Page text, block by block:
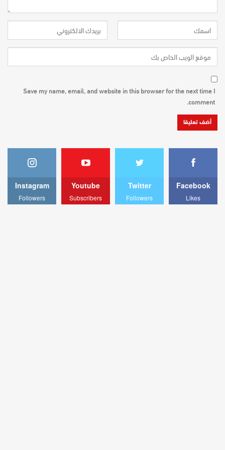
Save my name, email, and website in this browser for the next time I
comment.
Facebook
Likes
Twitter
Followers
Youtube
Subscribers
Instagram
Followers